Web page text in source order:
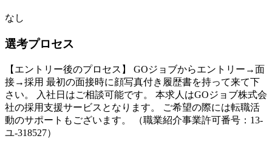
なし
選考プロセス
【エントリー後のプロセス】 GOジョブからエントリー→面
接→採用 最初の面接時に顔写真付き履歴書を持って来て下
さい。 入社日はご相談可能です。 本求人はGOジョブ株式会
社の採用支援サービスとなります。 ご希望の際には転職活
動のサポートもございます。 （職業紹介事業許可番号：13-
ユ-318527）